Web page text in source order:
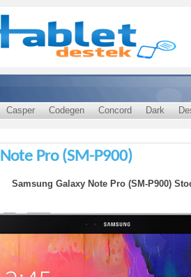
Casper Codegen Concord Dark
Pro (SM-P900)
Samsung Galaxy Note Pro (SM-P900)